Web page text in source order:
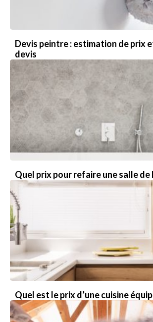
Devis peintre : estimation de prix
devis
Quel prix pour refaire une salle de
Quel est le prix d’une cuisine